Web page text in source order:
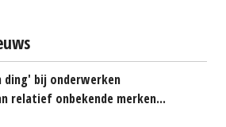
ding' bij onderwerken
relatief onbekende merken...